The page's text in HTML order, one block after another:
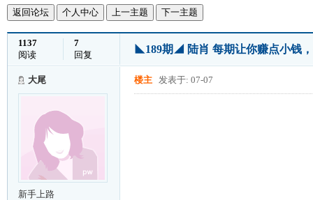
返回论坛 个人中心 上一主题 下一主题
1137
阅读
7
回复
◣189期◢ 陆肖 每期让你赚点小钱
大尾
新手上路
楼主 发表于: 07-07